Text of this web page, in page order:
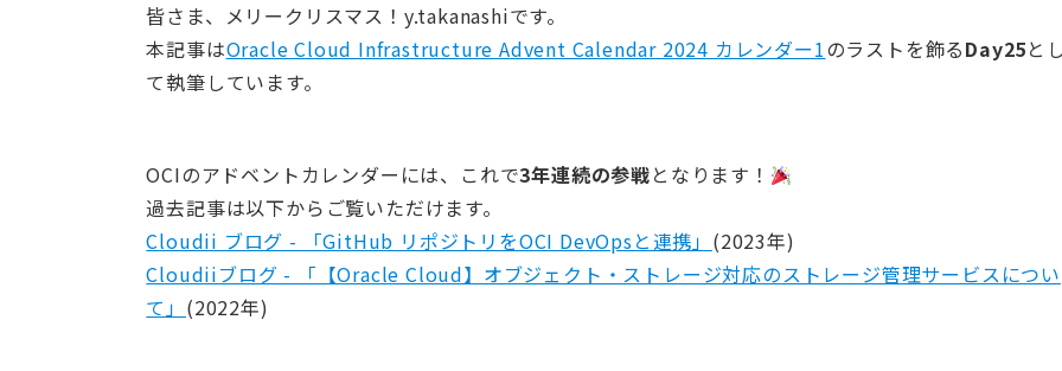
皆さま、メリークリスマス！y.takanashiです。
本記事はOracle Cloud Infrastructure Advent Calendar 2024 カレンダー1のラストを飾るDay25と
て執筆しています。
OCIのアドベントカレンダーには、これで3年連続の参戦となります！
過去記事は以下からご覧いただけます。
Cloudii ブログ - 「GitHub リポジトリをOCI DevOpsと連携」 (2023年)
Cloudiiブログ - 「【Oracle Cloud】オブジェクト・ストレージ対応のストレージ管理サービスについ
て」 (2022年)